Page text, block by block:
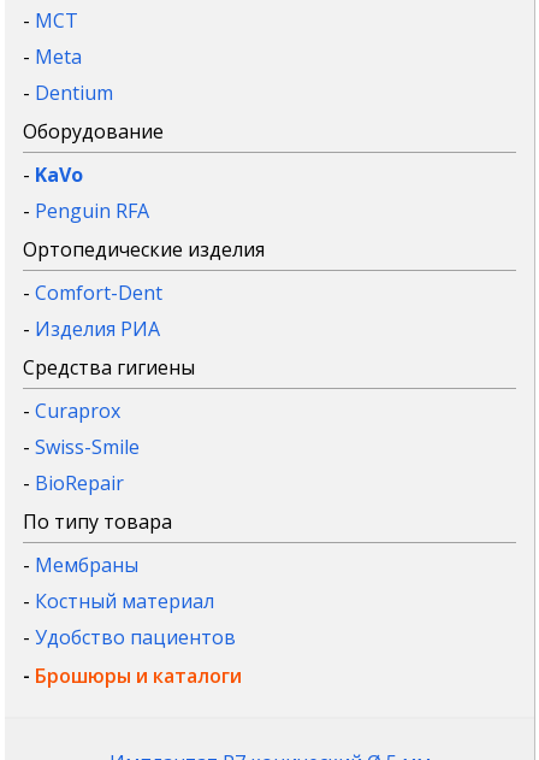
- MCT
- Meta
- Dentium
Оборудование
- KaVo
- Penguin RFA
Ортопедические изделия
-Comfort-Dent
- Изделия РИА
Средства гигиены
-Curaprox
-Swiss-Smile
- BioRepair
По типу товара
- Мембраны
- Костный материал
-Удобство пациентов
- Брошюры и каталоги